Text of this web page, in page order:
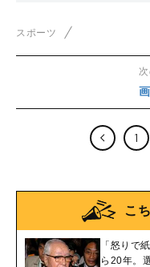
スポーツ
1
こ
「怒りで
ら20年。